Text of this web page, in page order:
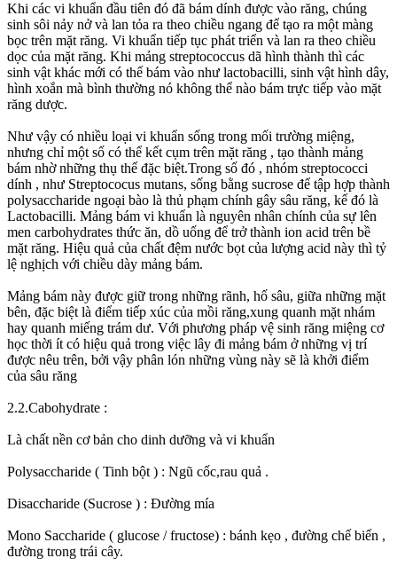
Khi các vi khuẩn đầu tiên đó đã bám dính được vào răng, chúng
sinh sôi nảy nở và lan tỏa ra theo chiều ngang để tạo ra một màng
bọc trên mặt răng. Vi khuẩn tiếp tục phát triển và lan ra theo chiều
dọc của mặt răng. Khi mảng streptococcus dã hình thành thì các
sinh vật khác mới có thế bám vào như lactobacilli, sinh vật hình dây,
hình xoắn mà bình thường nó không thể nào bám trực tiếp vào mặt
răng dược.
Như vậy có nhiều loại vi khuẩn sống trong mối trường miệng,
nhưng chỉ một số có thể kết cụm trên mặt răng , tạo thành mảng
bám nhờ những thụ thể đặc biệt.Trong số đó , nhóm streptococci
dính , như Streptococus mutans, sống bằng sucrose để tập hợp thành
polysaccharide ngoại bào là thủ phạm chính gây sâu răng, kế đó là
Lactobacilli. Mảng bám vi khuẩn là nguyên nhân chính của sự lên
men carbohydrates thức ăn, dồ uống để trở thành ion acid trên bề
mặt răng. Hiệu quả của chất đệm nước bọt của lượng acid này thì tỷ
lệ nghịch với chiều dày mảng bám.
Mảng bám này được giữ trong những rãnh, hố sâu, giữa những mặt
bên, đặc biệt là điểm tiếp xúc của mồi răng,xung quanh mặt nhám
hay quanh miếng trám dư. Với phương pháp vệ sinh răng miệng cơ
học thời ít có hiệu quả trong việc lây đi mảng bám ở những vị trí
được nêu trên, bởi vậy phân lón những vùng này sẽ là khởi điểm
của sâu răng
2.2.Cabohydrate :
Là chất nền cơ bản cho dinh dưỡng và vi khuẩn
Polysaccharide ( Tinh bột ) : Ngũ cốc,rau quả .
Disaccharide (Sucrose ) : Đường mía
Mono Saccharide ( glucose / fructose) : bánh kẹo , đường chế biến ,
đường trong trái cây.